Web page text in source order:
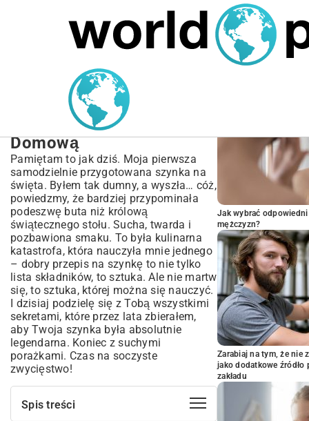
MARIUSZ ŁAMAGA 04.10.2025
Przepis na Szynkę – Jak
Upiec Soczystą i
Aromatyczną Szynkę
Domową
Pamiętam to jak dziś. Moja pierwsza
samodzielnie przygotowana szynka na
święta. Byłem tak dumny, a wyszła… cóż,
powiedzmy, że bardziej przypominała
podeszwę buta niż królową
świątecznego stołu. Sucha, twarda i
pozbawiona smaku. To była kulinarna
katastrofa, która nauczyła mnie jednego
– dobry przepis na szynkę to nie tylko
lista składników, to sztuka. Ale nie martw
się, to sztuka, której można się nauczyć.
I dzisiaj podzielę się z Tobą wszystkimi
sekretami, które przez lata zbierałem,
aby Twoja szynka była absolutnie
legendarna. Koniec z suchymi
porażkami. Czas na soczyste
zwycięstwo!
Spis treści
Jak wybrać
mężczyzn?
Zarabiaj na tym, że nie
jako dodatkowe
zakładu